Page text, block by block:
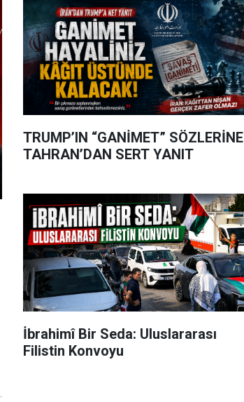
TRUMP’IN “GANİMET” SÖZLERİNE
TAHRAN’DAN SERT YANIT
İbrahimî Bir Seda: Uluslararası
Filistin Konvoyu